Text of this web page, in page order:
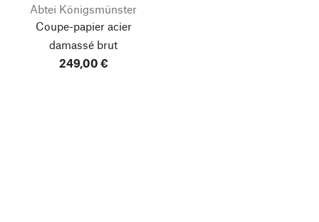
Abtei Königsmünster
Coupe-papier acier
damassé brut
249,00 €